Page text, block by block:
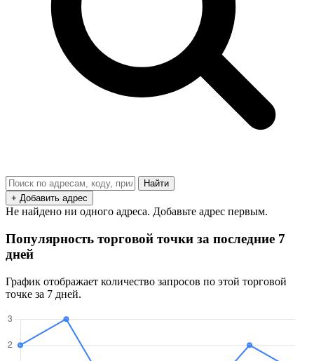
Найти
+ Добавить адрес
Не найдено ни одного адреса. Добавьте адрес первым.
Популярность торговой точки за последние 7
дней
График отображает количество запросов по этой торговой
точке за 7 дней.